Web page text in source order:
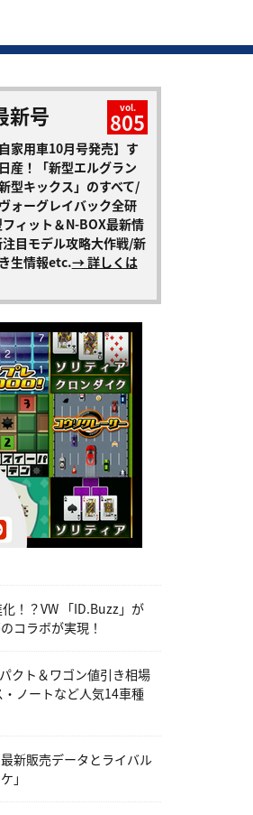
新号 vol.
805
自家用車10月号発売】す
産！「新型エルグラン
型キックス」のすべて/
ォーグレイバック全研
ィット＆N-BOX最新情
目モデル攻略大作戦/新
生情報etc.→ 詳しくは
！？VW 「ID.Buzz」が
コラボが実現！
クト＆ワゴン値引き相場
ノートなど人気14車種
新販売データとライバル
」